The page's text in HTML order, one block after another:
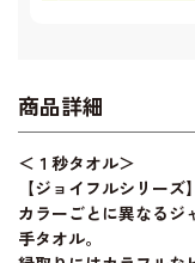
商品詳細
＜１秒タオル＞
【ジョイフルシリーズ】
カラーごとに異なるジ
手タオル。